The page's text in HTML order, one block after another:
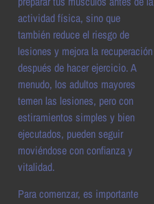
actividad física, sino que
también reduce el riesgo de
lesiones y mejora la recuperación
después de hacer ejercicio. A
menudo, los adultos mayores
temen las lesiones, pero con
estiramientos simples y bien
ejecutados, pueden seguir
moviéndose con confianza y
vitalidad.
Para comenzar, es importante